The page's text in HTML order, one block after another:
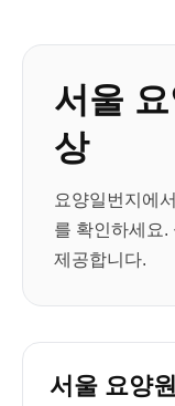
서울
상
요양일번지에
를 확인하세요.
제공합니다.
서울 요양